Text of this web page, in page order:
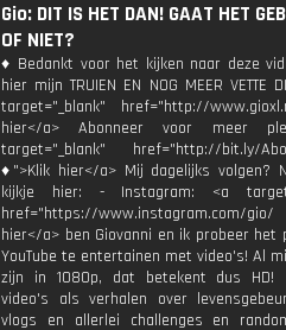
Gio: DIT IS HET DAN! GAAT HET
OF NIET?
♦ Bedankt voor het kijken naar deze
hier mijn TRUIEN EN NOG MEER VETTE
target="_blank" href="http://
hier</a> Abonneer voor meer
target="_blank" href="http://bit.ly/
♦">Klik hier</a> Mij dagelijks volgen?
kijkje hier: - Instagram: <a
href="https://www.instagram.com/
hier</a> ben Giovanni en ik probeer het
YouTube te entertainen met video's! Al
zijn in 1080p, dat betekent dus HD!
video's als verhalen over
vlogs en allerlei challenges en